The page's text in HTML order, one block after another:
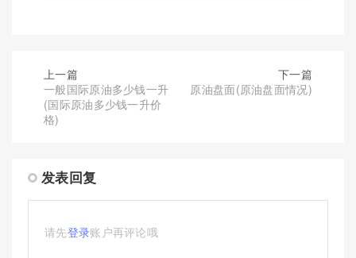
上一篇
一般国际原油多少钱一升
(国际原油多少钱一升价
格)
下一篇
原油盘面(原油盘面情况)
发表回复
请先登录账户再评论哦